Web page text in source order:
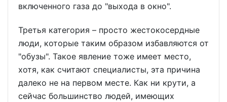
включенного газа до "выхода в окно".
Третья категория – просто жестокосердные
люди, которые таким образом избавляются от
"обузы". Такое явление тоже имеет место,
хотя, как считают специалисты, эта причина
далеко не на первом месте. Как ни крути, а
сейчас большинство людей, имеющих